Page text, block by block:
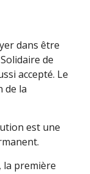
dans être
de
accepté. Le
de la
est une
la première